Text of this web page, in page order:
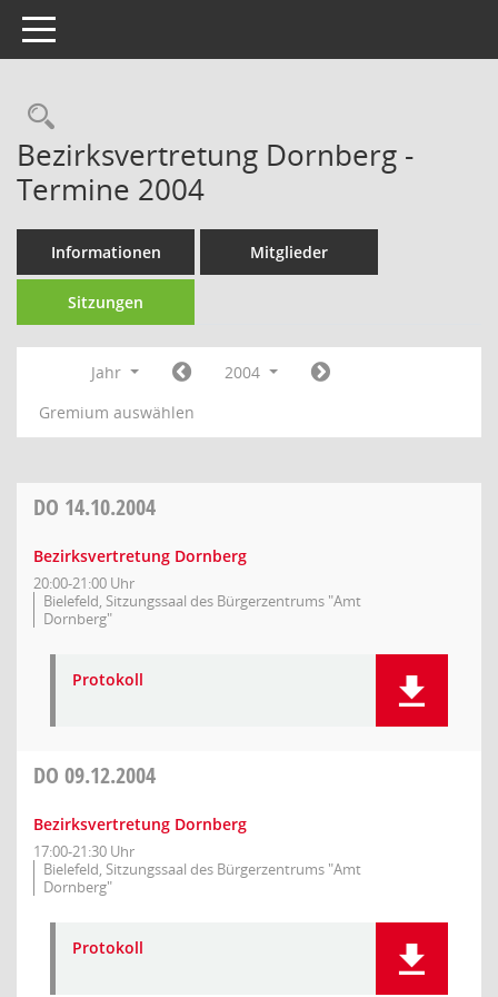
Toggle navigation
Rechercheauswahl
Bezirksvertretung Dornberg -
Termine 2004
Informationen Mitglieder
Sitzungen
Jahr
2004
Gremium auswählen
DO 14.10.2004
Bezirksvertretung Dornberg
20:00-21:00 Uhr
Bielefeld, Sitzungssaal des Bürgerzentrums "Amt
Dornberg"
Protokoll
DO 09.12.2004
Bezirksvertretung Dornberg
17:00-21:30 Uhr
Bielefeld, Sitzungssaal des Bürgerzentrums "Amt
Dornberg"
Protokoll